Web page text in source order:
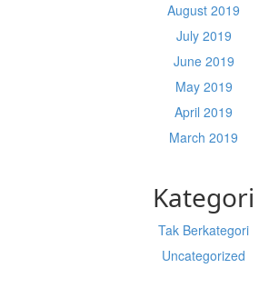
August 2019
July 2019
June 2019
May 2019
April 2019
March 2019
Kategori
Tak Berkategori
Uncategorized